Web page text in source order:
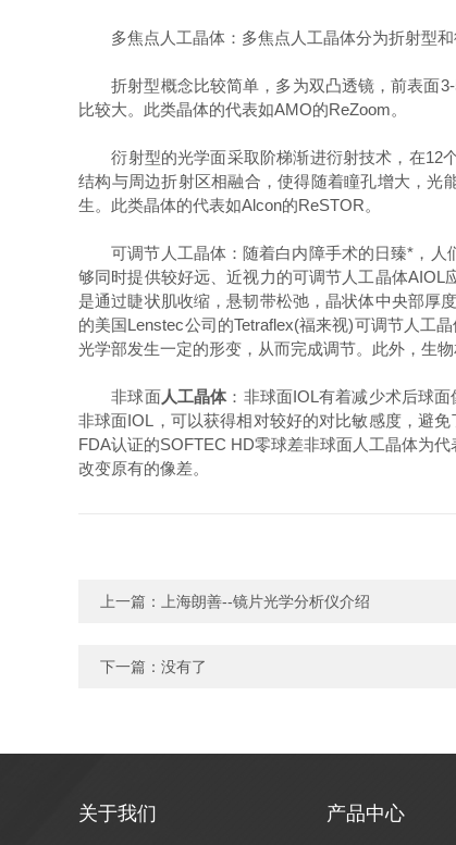
多焦点人工晶体：多焦点人工晶体分为折射型和
折射型概念比较简单，多为双凸透镜，前表面3-
比较大。此类晶体的代表如AMO的ReZoom。
衍射型的光学面采取阶梯渐进衍射技术，在12个
结构与周边折射区相融合，使得随着瞳孔增大，光
生。此类晶体的代表如Alcon的ReSTOR。
可调节人工晶体：随着白内障手术的日臻*，人
够同时提供较好远、近视力的可调节人工晶体
是通过睫状肌收缩，悬韧带松弛，晶状体中央部厚
的美国Lenstec公司的Tetraflex(福来视)可调节人工
光学部发生一定的形变，从而完成调节。此外，生
非球面人工晶体：非球面IOL有着减少术后球
非球面IOL，可以获得相对较好的对比敏感度，避
FDA认证的SOFTEC HD零球差非球面人工晶体为
改变原有的像差。
上一篇： 上海朗善--镜片光学分析仪介绍
下一篇：没有了
关于我们 产品中心